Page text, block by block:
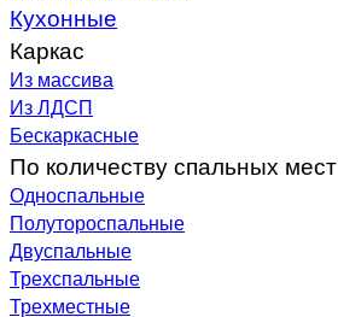
Кухонные
Каркас
Из массива
Из ЛДСП
Бескаркасные
По количеству спальных мест
Односпальные
Полутороспальные
Двуспальные
Трехспальные
Трехместные